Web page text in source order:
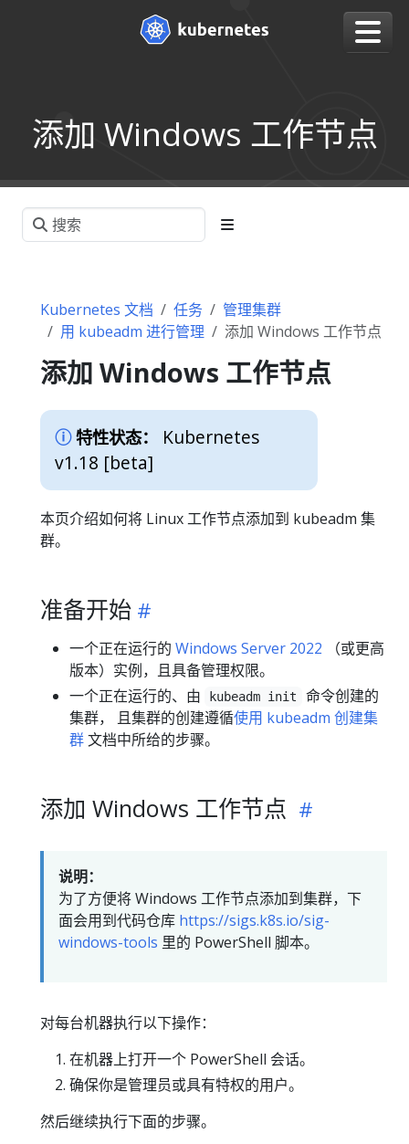
添加 Windows 工作节点
Kubernetes 文档 任务
管理集群
用 kubeadm 进行管理
添加 Windows 工作节点
添加 Windows 工作节点
特性状态：
Kubernetes
v1.18 [beta]
本页介绍如何将 Linux 工作节点添加到 kubeadm 集
群。
准备开始
一个正在运行的 Windows Server 2022 （或更高
版本）实例，且具备管理权限。
一个正在运行的、由
kubeadm init
命令创建的
集群， 且集群的创建遵循使用 kubeadm 创建集
群文档中所给的步骤。
添加 Windows 工作节点
说明：
为了方便将 Windows 工作节点添加到集群，下
面会用到代码仓库 https://sigs.k8s.io/sig-
windows-tools 里的 PowerShell 脚本。
对每台机器执行以下操作：
在机器上打开一个 PowerShell 会话。
确保你是管理员或具有特权的用户。
然后继续执行下面的步骤。